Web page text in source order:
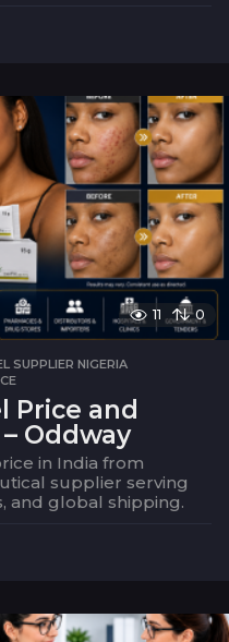
11 0
SUPPLIER NIGERIA
Price and
Oddway
in India from
supplier serving
and global shipping.